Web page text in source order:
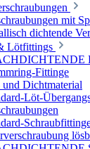
mit
dichtende
Lötfittings
Fittinge
Dichtmaterial
Löt-